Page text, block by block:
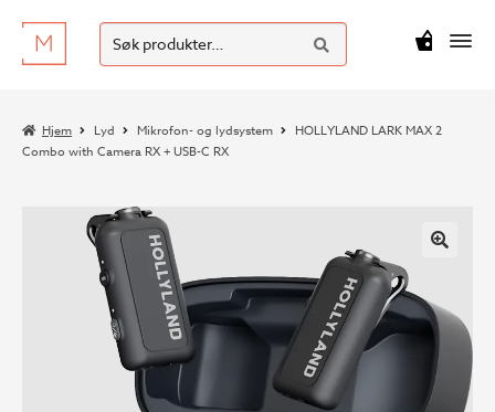
Hopp
til
Hopp
til
Søk
etter:
SØK
kr0
Hjem Lyd Mikrofon- og lydsystem
HOLLYLAND LARK MAX 2
Combo with Camera RX + USB-C RX